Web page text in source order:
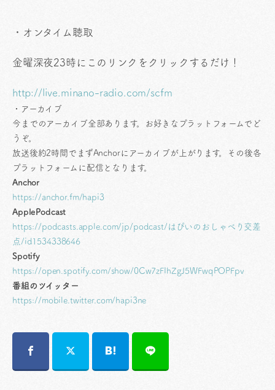
・オンタイム聴取
金曜深夜23時にこのリンクをクリックするだけ！
http://live.minano-radio.com/scfm
・アーカイブ
今までのアーカイブ全部あります。お好きなプラットフォームでど
うぞ。
放送後約2時間でまずAnchorにアーカイブが上がります。その後各
プラットフォームに配信となります。
Anchor
https://anchor.fm/hapi3
ApplePodcast
https://podcasts.apple.com/jp/podcast/はぴいのおしゃべり交差
点/id1534338646
Spotify
https://open.spotify.com/show/0Cw7zFIhZgJ5WFwqPOPFpv
番組のツイッター
https://mobile.twitter.com/hapi3ne